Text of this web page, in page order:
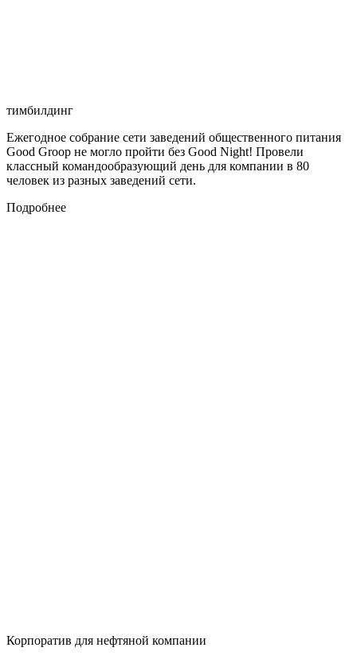
тимбилдинг
Ежегодное собрание сети заведений общественного питания
Good Groop не могло пройти без Good Night! Провели
классный командообразующий день для компании в 80
человек из разных заведений сети.
Подробнее
Корпоратив для нефтяной компании